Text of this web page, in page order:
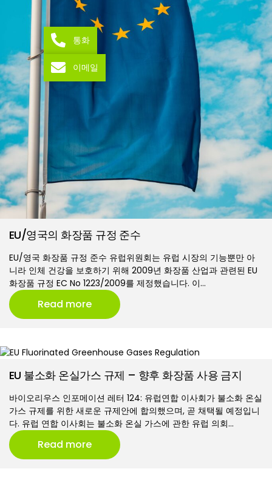
EU/영국의 화장품 규정 준수
EU/영국 화장품 규정 준수 유럽위원회는 유럽 시장의 기능뿐만 아
니라 인체 건강을 보호하기 위해 2009년 화장품 산업과 관련된 EU
화장품 규정 EC No 1223/2009를 제정했습니다. 이…
Read more
EU 불소화 온실가스 규제 – 향후 화장품 사용 금지
바이오리우스 인포메이션 레터 124: 유럽연합 이사회가 불소화 온실
가스 규제를 위한 새로운 규제안에 합의했으며, 곧 채택될 예정입니
다. 유럽 연합 이사회는 불소화 온실 가스에 관한 유럽 의회…
Read more
통화
이메일